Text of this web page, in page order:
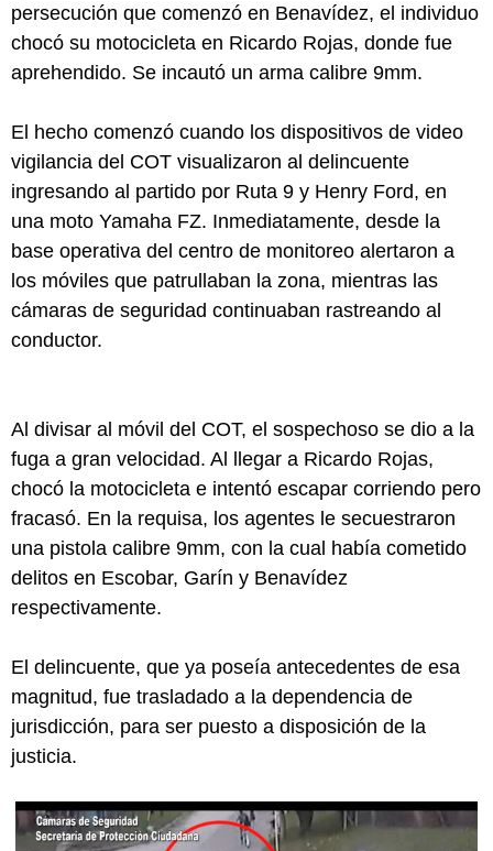
persecución que comenzó en Benavídez, el individuo
chocó su motocicleta en Ricardo Rojas, donde fue
aprehendido. Se incautó un arma calibre 9mm.
El hecho comenzó cuando los dispositivos de video
vigilancia del COT visualizaron al delincuente
ingresando al partido por Ruta 9 y Henry Ford, en
una moto Yamaha FZ. Inmediatamente, desde la
base operativa del centro de monitoreo alertaron a
los móviles que patrullaban la zona, mientras las
cámaras de seguridad continuaban rastreando al
conductor.
Al divisar al móvil del COT, el sospechoso se dio a la
fuga a gran velocidad. Al llegar a Ricardo Rojas,
chocó la motocicleta e intentó escapar corriendo pero
fracasó. En la requisa, los agentes le secuestraron
una pistola calibre 9mm, con la cual había cometido
delitos en Escobar, Garín y Benavídez
respectivamente.
El delincuente, que ya poseía antecedentes de esa
magnitud, fue trasladado a la dependencia de
jurisdicción, para ser puesto a disposición de la
justicia.